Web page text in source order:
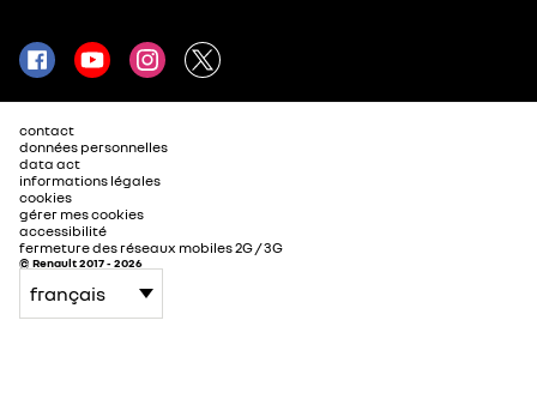
contact
données personnelles
data act
informations légales
cookies
gérer mes cookies
accessibilité
fermeture des réseaux mobiles 2G / 3G
© Renault 2017 - 2026